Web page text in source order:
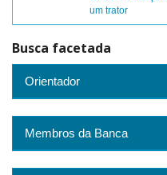
um trator
Busca facetada
Orientador
Membros da Banca